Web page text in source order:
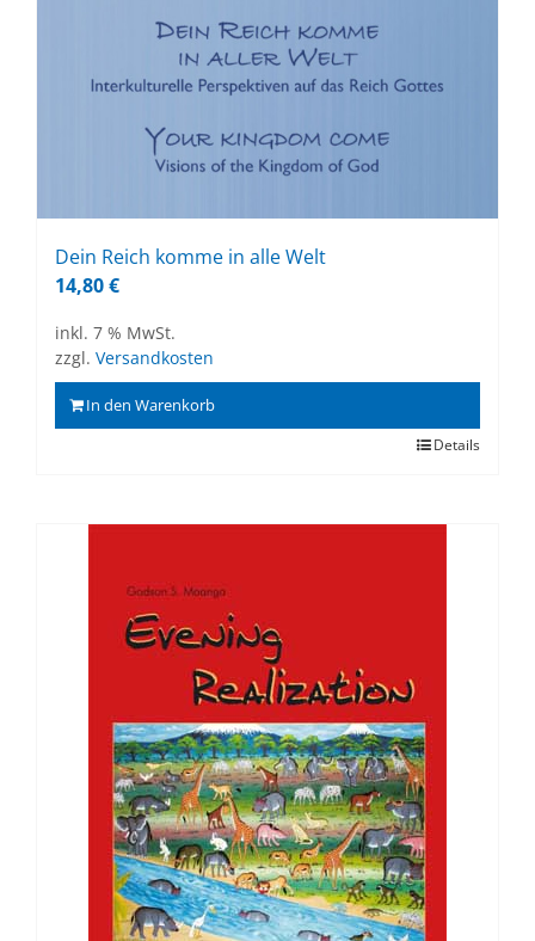
Dein Reich kom­me in alle Welt
14,80€
inkl. 7 % MwSt.
zzgl. Versandkosten
In den Warenkorb
Details